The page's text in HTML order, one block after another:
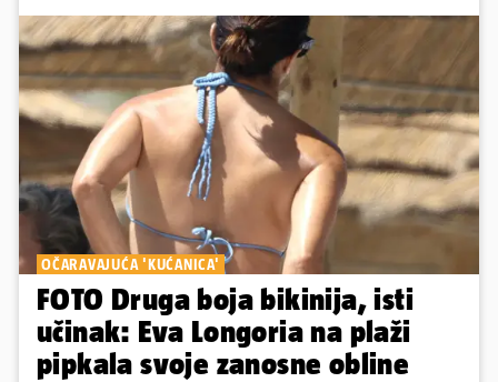
OČARAVAJUĆA 'KUĆANICA'
FOTO Druga boja bikinija, isti
učinak: Eva Longoria na plaži
pipkala svoje zanosne obline